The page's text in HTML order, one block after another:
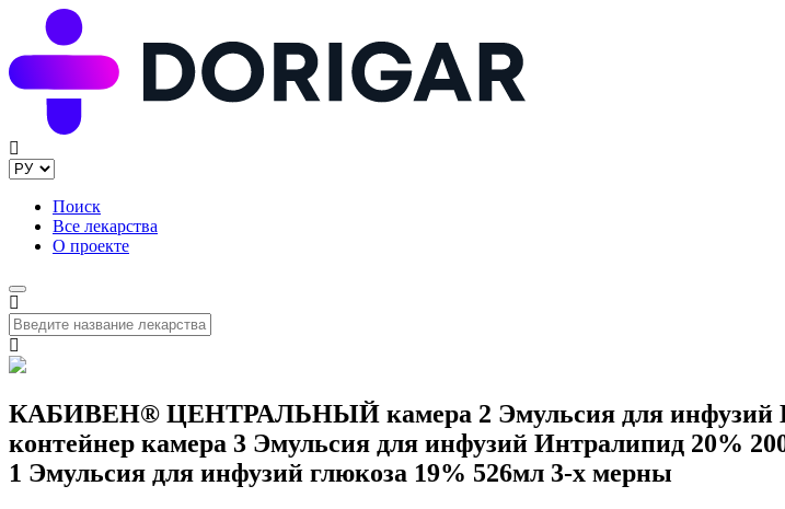
Поиск
Все лекарства
О проекте
КАБИВЕН® ЦЕНТРАЛЬНЫЙ камера 2 Эмульсия для инфузий
контейнер камера 3 Эмульсия для инфузий Интралипид 20%
1 Эмульсия для инфузий глюкоза 19% 526мл 3-х мерны